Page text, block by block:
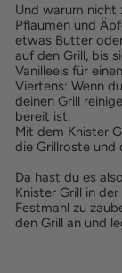
Und warum nicht
Pflaumen und
etwas Butter
auf den Grill, bis
Vanilleeis für
Viertens: Wenn
deinen Grill
bereit ist.
Mit dem Knister
die Grillroste und
Da hast du es
Knister Grill in
Festmahl zu
den Grill an und